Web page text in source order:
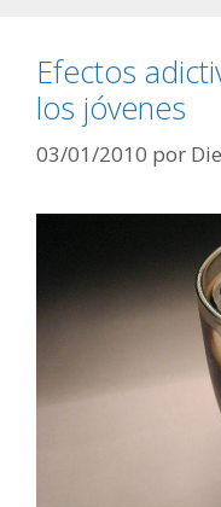
Efectos
los jóvenes
03/01/2010 por